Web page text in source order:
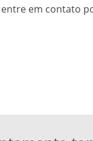
entre em contato